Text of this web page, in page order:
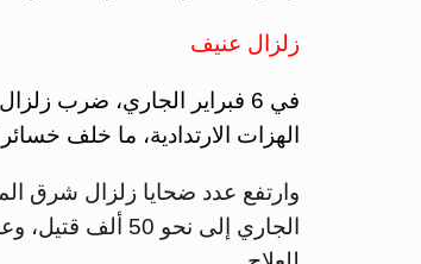
زلزال عنيف
الهزات الارتدادية، ما خلف
وارتفع عدد ضحايا زلزال شرق
الجاري إلى نحو